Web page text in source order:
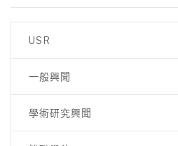
USR
一般興聞
學術研究興聞